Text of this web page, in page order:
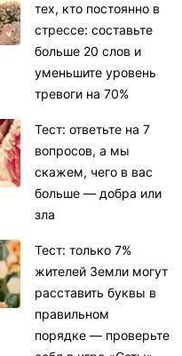
тех, кто постоянно в
стрессе: составьте
больше 20 слов и
уменьшите уровень
тревоги на 70%
Тест: ответьте на 7
вопросов, а мы
скажем, чего в вас
больше — добра или
зла
Тест: только 7%
жителей Земли могут
расставить буквы в
правильном
порядке — проверьте